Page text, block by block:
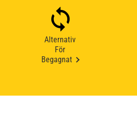
Alternativ
För
Begagnat